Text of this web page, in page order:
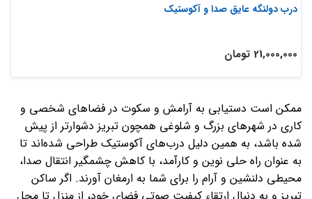
درب دولنگه عایق صدا و آکوستیک
21,000,000 تومان
ممکن است دستیابی به آرامش و سکوت در فضاهای شخصی و
کاری در شهرهای بزرگ و شلوغی همچون تبریز دشوارتر از پیش
شده باشد، به همین دلیل درب‌های آکوستیک طراحی شده‌اند تا
به عنوان راه حلی نوین و کارآمد، با کاهش چشمگیر انتقال صدا،
محیطی دلنشین و آرام را برای شما به ارمغان آورند. اگر ساکن